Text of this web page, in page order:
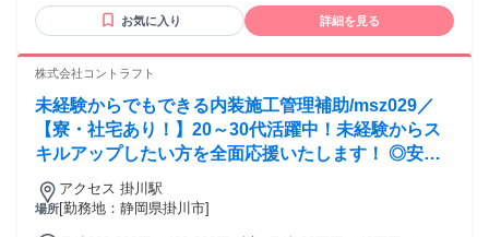
の安定した環境で働きたい方 ・スキルを活かして確実に昇給
したい方 《 働きやすさのポイント 》 ■経験を活かしたキャリ
得を目指す若手の経験者 （大工、左官、塗装工、配管工、内
多数活躍中！ ■ブランクOK ■幅広い年代が活躍中 ■男女不問
《 この案件が合わないと感じた方へ 》 当社では公開・非公
開合わせて15,000件以上の多彩な案件をご用意。 もし現在の
案件がマッチしない場合でも、キャリアアドバイザーがあな
たのスキルや希望にぴったりの案件を提案します。 まずは、
お気軽にご相談ください！
お気に入り 詳細を見る
株式会社コントラフト
未経験からでもできる内装施工管理補助/msz029／
【寮・社宅あり！】20～30代活躍中！未経験からス
キルアップしたい方を全面応援いたします！ ◎安定
して長く働くことができる！建設業を支えるお仕事で
す。
場所
アクセス 掛川駅
[勤務地：静岡県掛川市]